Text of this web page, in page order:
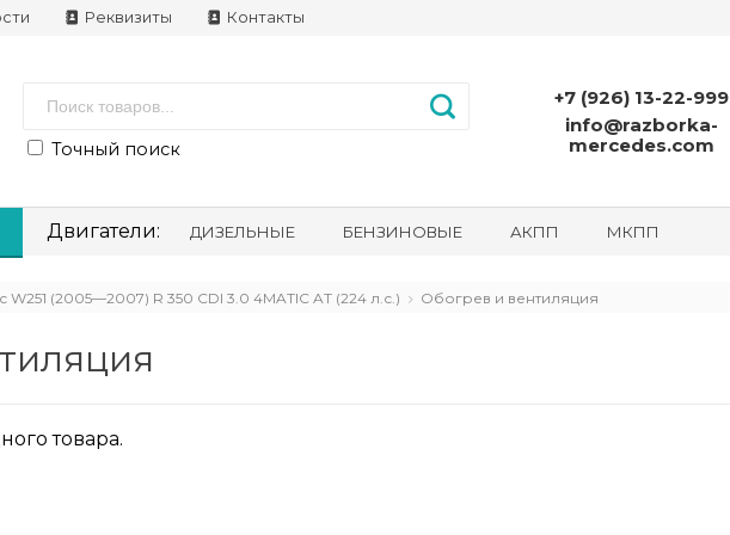
Реквизиты Контакты
Точный поиск
+7 (926) 13-22-999
info@razborka-
mercedes.com
Двигатели: ДИЗЕЛЬНЫЕ БЕНЗИНОВЫЕ АКПП МКПП
W251 (2005—2007) R 350 CDI 3.0 4MATIC AT (224 л.с.) Обогрев и вентиляция
товара.